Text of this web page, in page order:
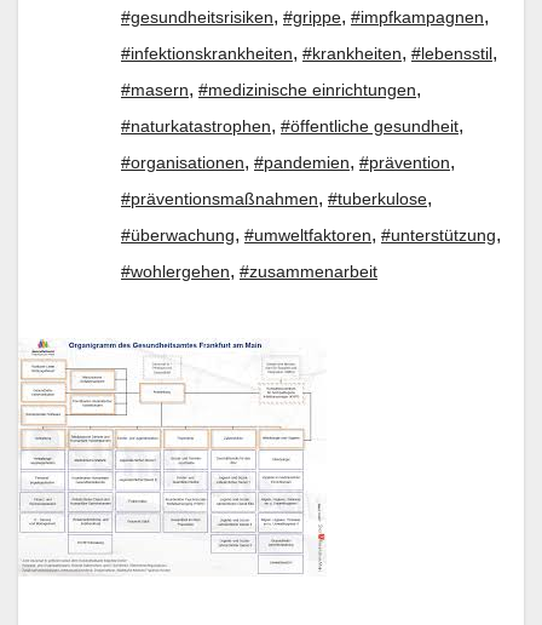
#gesundheitsrisiken, #grippe, #impfkampagnen,
#infektionskrankheiten, #krankheiten, #lebensstil,
#masern, #medizinische einrichtungen,
#naturkatastrophen, #öffentliche gesundheit,
#organisationen, #pandemien, #prävention,
#präventionsmaßnahmen, #tuberkulose,
#überwachung, #umweltfaktoren, #unterstützung,
#wohlergehen, #zusammenarbeit